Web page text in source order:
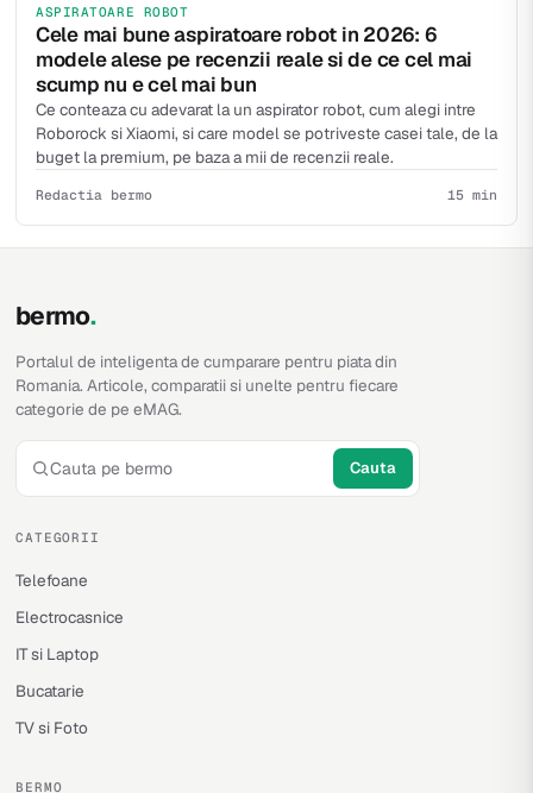
ASPIRATOARE ROBOT
Cele mai bune aspiratoare robot in 2026: 6
modele alese pe recenzii reale si de ce cel mai
scump nu e cel mai bun
Ce conteaza cu adevarat la un aspirator robot, cum alegi intre
Roborock si Xiaomi, si care model se potriveste casei tale, de la
buget la premium, pe baza a mii de recenzii reale.
Redactia bermo 15 min
bermo.
Portalul de inteligenta de cumparare pentru piata din
Romania. Articole, comparatii si unelte pentru fiecare
categorie de pe eMAG.
Cauta
CATEGORII
Telefoane
Electrocasnice
IT si Laptop
Bucatarie
TV si Foto
BERMO